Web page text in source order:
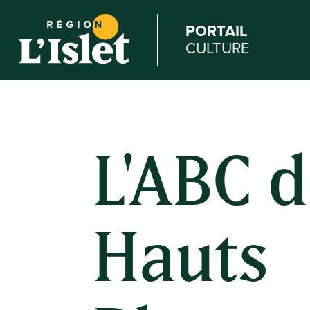
PORTAIL
CULTURE
L'ABC
Hauts